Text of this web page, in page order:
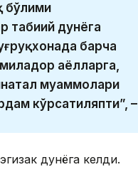
бўлими
табиий дунёга
барча
аёлларга,
муаммолари
кўрсатиляпти”, –
дунёга келди.